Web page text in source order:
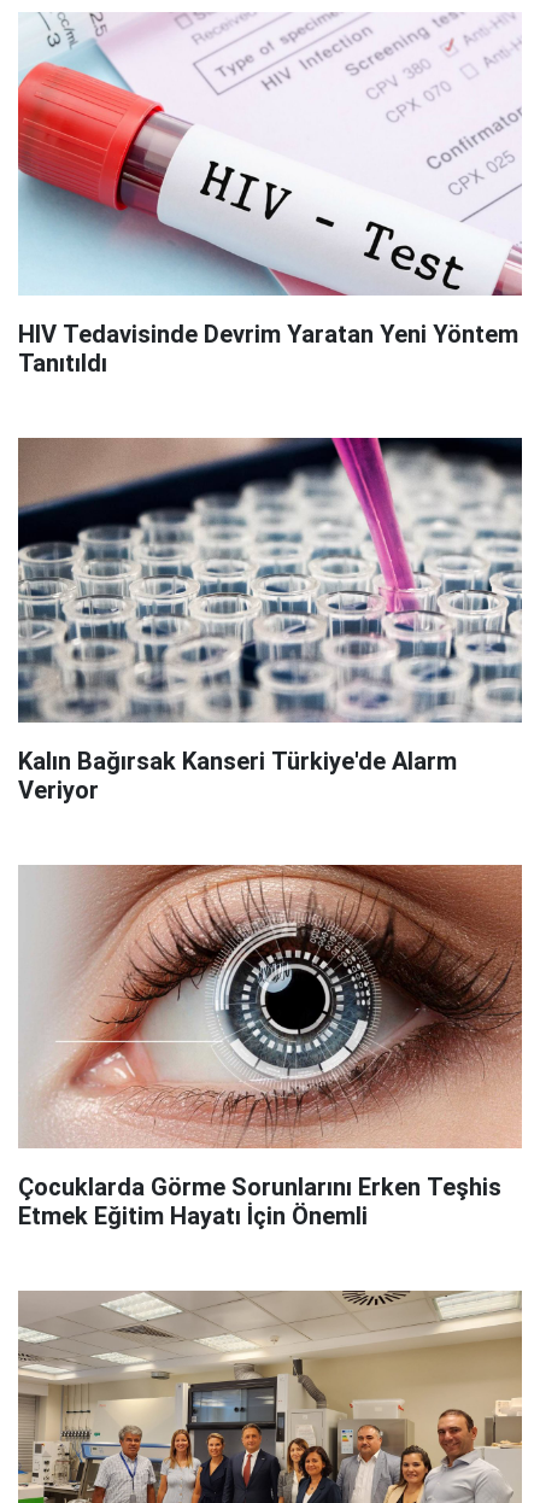
HIV Tedavisinde Devrim Yaratan Yeni Yöntem
Tanıtıldı
Kalın Bağırsak Kanseri Türkiye'de Alarm
Veriyor
Çocuklarda Görme Sorunlarını Erken Teşhis
Etmek Eğitim Hayatı İçin Önemli